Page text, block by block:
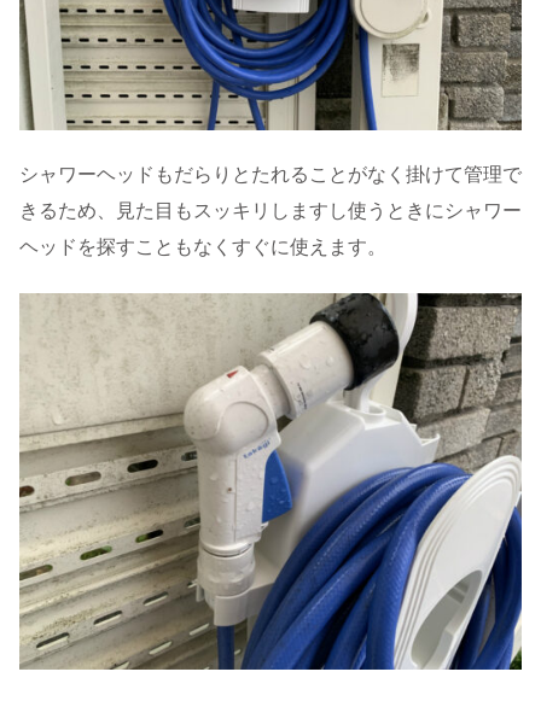
シャワーヘッドもだらりとたれることがなく掛けて管理で
きるため、見た目もスッキリしますし使うときにシャワー
ヘッドを探すこともなくすぐに使えます。